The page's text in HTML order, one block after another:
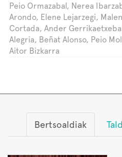
Peio Ormazabal, Nerea
Arondo, Elene Lejarzegi,
Cortada, Ander
Alegria, Beñat Alonso, Peio
Aitor Bizkarra
Bertsoaldiak